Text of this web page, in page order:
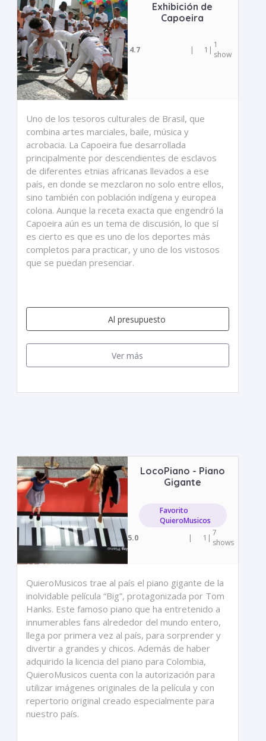
Exhibición de
Capoeira
4.7 | 1 | 1
show
Uno de los tesoros culturales de Brasil, que
combina artes marciales, baile, música y
acrobacia. La Capoeira fue desarrollada
principalmente por descendientes de esclavos
de diferentes etnias africanas llevados a ese
país, en donde se mezclaron no solo entre ellos,
sino también con población indígena y europea
colona. Aunque la receta exacta que engendró la
Capoeira aún es un tema de discusión, lo que sí
es cierto es que es uno de los deportes más
completos para practicar, y uno de los vistosos
que se puedan presenciar.
Al presupuesto
Ver más
LocoPiano - Piano
Gigante
Favorito
QuieroMusicos
5.0
| 1 | 7
shows
QuieroMusicos trae al país el piano gigante de la
inolvidable película “Big”, protagonizada por Tom
Hanks. Este famoso piano que ha entretenido a
innumerables fans alrededor del mundo entero,
llega por primera vez al país, para sorprender y
divertir a grandes y chicos. Además de haber
adquirido la licencia del piano para Colombia,
QuieroMusicos cuenta con la autorización para
utilizar imágenes originales de la película y con
repertorio original creado especialmente para
nuestro país.